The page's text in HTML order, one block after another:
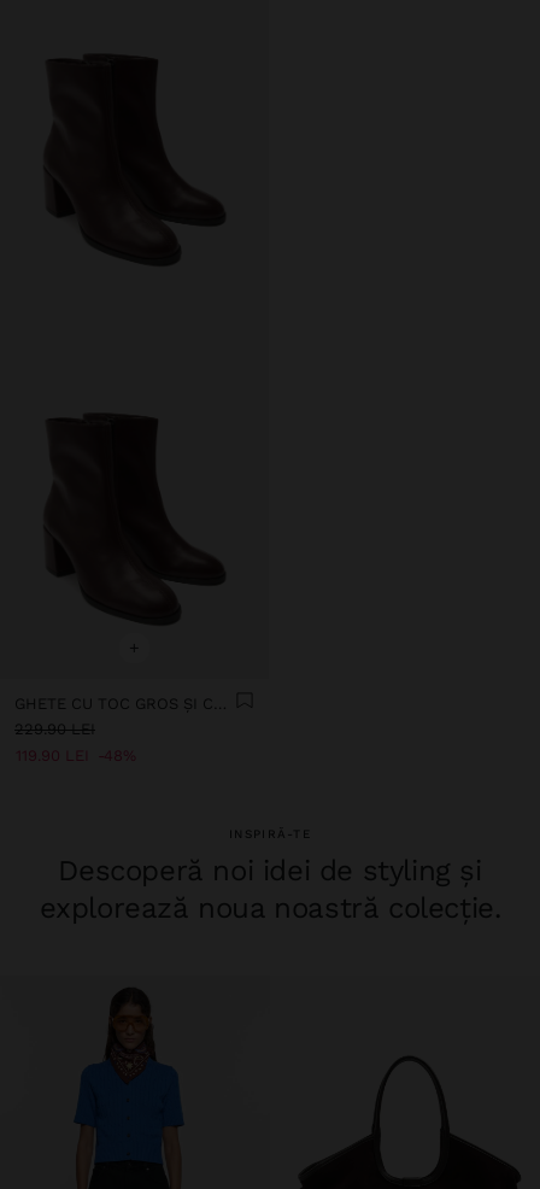
+
GHETE CU TOC GROS ȘI CUSĂTURI DECORATIVE
229.90 LEI
119.90 LEI
48%
INSPIRĂ-TE
Descoperă noi idei de styling și
explorează noua noastră colecție.